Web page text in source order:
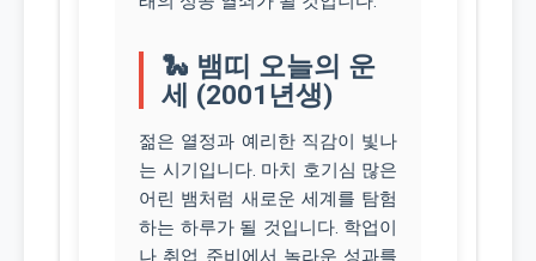
🐍 뱀띠 오늘의 운
세 (2001년생)
젊은 열정과 예리한 직감이 빛나
는 시기입니다. 마치 호기심 많은
어린 뱀처럼 새로운 세계를 탐험
하는 하루가 될 것입니다. 학업이
나 취업 준비에서 놀라운 성과를